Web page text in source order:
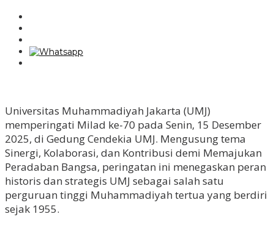
Universitas Muhammadiyah Jakarta (UMJ)
memperingati Milad ke-70 pada Senin, 15 Desember
2025, di Gedung Cendekia UMJ. Mengusung tema
Sinergi, Kolaborasi, dan Kontribusi demi Memajukan
Peradaban Bangsa, peringatan ini menegaskan peran
historis dan strategis UMJ sebagai salah satu
perguruan tinggi Muhammadiyah tertua yang berdiri
sejak 1955.